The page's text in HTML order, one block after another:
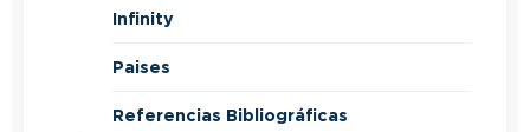
Infinity
Paises
Referencias Bibliográficas